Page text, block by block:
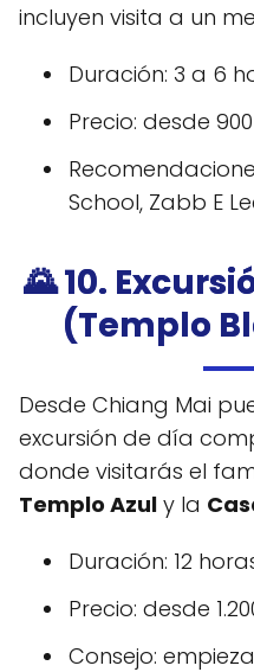
incluyen visita a un
Duración: 3 a 6
Precio: desde 900
School, Zabb E
🌄 10.
(Templo
Desde Chiang Mai
excursión de día
donde visitarás el
Templo Azul y la
Duración: 12
Precio: desde
Consejo: